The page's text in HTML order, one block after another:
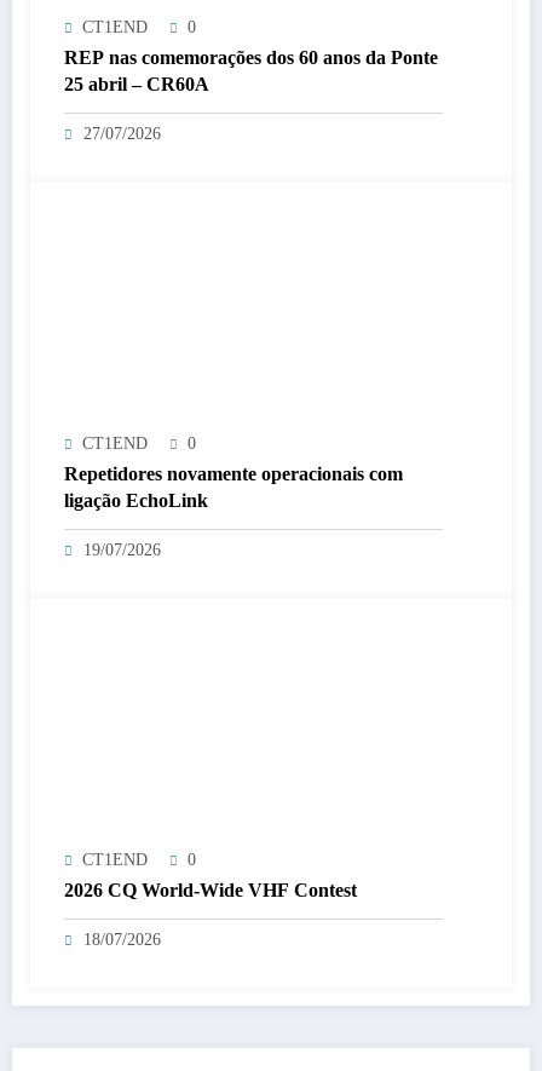
CT1END 0
REP nas comemorações dos 60 anos da Ponte
25 abril – CR60A
27/07/2026
CT1END 0
Repetidores novamente operacionais com
ligação EchoLink
19/07/2026
CT1END 0
2026 CQ World-Wide VHF Contest
18/07/2026